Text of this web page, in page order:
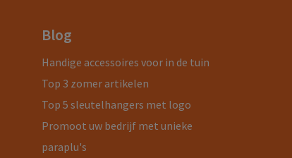
Blog
Handige accessoires voor in de tuin
Top 3 zomer artikelen
Top 5 sleutelhangers met logo
Promoot uw bedrijf met unieke
paraplu's